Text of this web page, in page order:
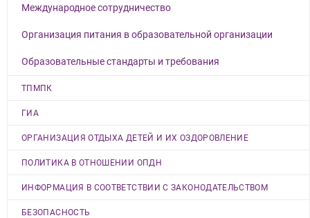
Международное сотрудничество
Организация питания в образовательной организации
Образовательные стандарты и требования
ТПМПК
ГИА
ОРГАНИЗАЦИЯ ОТДЫХА ДЕТЕЙ И ИХ ОЗДОРОВЛЕНИЕ
ПОЛИТИКА В ОТНОШЕНИИ ОПДН
ИНФОРМАЦИЯ В СООТВЕТСТВИИ С ЗАКОНОДАТЕЛЬСТВОМ
БЕЗОПАСНОСТЬ